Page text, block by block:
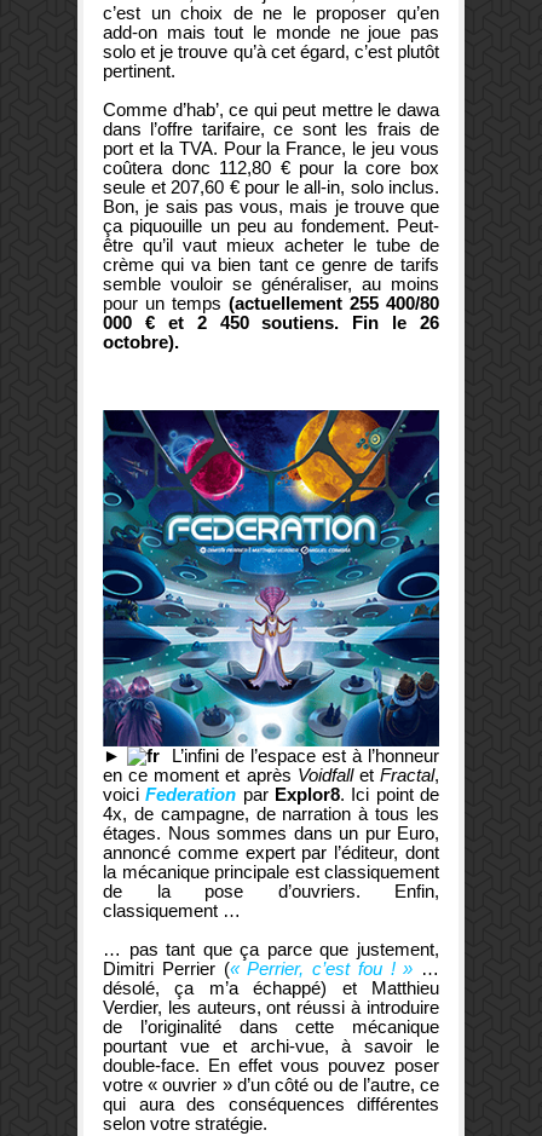
c’est un choix de ne le proposer qu’en
add-on mais tout le monde ne joue pas
solo et je trouve qu’à cet égard, c’est plutôt
pertinent.
Comme d’hab’, ce qui peut mettre le dawa
dans l’offre tarifaire, ce sont les frais de
port et la TVA. Pour la France, le jeu vous
coûtera donc 112,80 € pour la core box
seule et 207,60 € pour le all-in, solo inclus.
Bon, je sais pas vous, mais je trouve que
ça piquouille un peu au fondement. Peut-
être qu’il vaut mieux acheter le tube de
crème qui va bien tant ce genre de tarifs
semble vouloir se généraliser, au moins
pour un temps (actuellement 255 400/80
000 € et 2 450 soutiens. Fin le 26
octobre).
►
L’infini de l’espace est à l’honneur
en ce moment et après VoidfalletFractal,
voiciFederation parExplor8. Ici point de
4x, de campagne, de narration à tous les
étages. Nous sommes dans un pur Euro,
annoncé comme expert par l’éditeur, dont
la mécanique principale est classiquement
de la pose d’ouvriers. Enfin,
classiquement …
… pas tant que ça parce que justement,
Dimitri Perrier (« Perrier, c’est fou ! » …
désolé, ça m’a échappé) et Matthieu
Verdier, les auteurs, ont réussi à introduire
de l’originalité dans cette mécanique
pourtant vue et archi-vue, à savoir le
double-face. En effet vous pouvez poser
votre « ouvrier » d’un côté ou de l’autre, ce
qui aura des conséquences différentes
selon votre stratégie.